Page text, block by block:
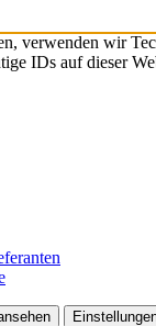
verwenden wir
IDs auf dieser